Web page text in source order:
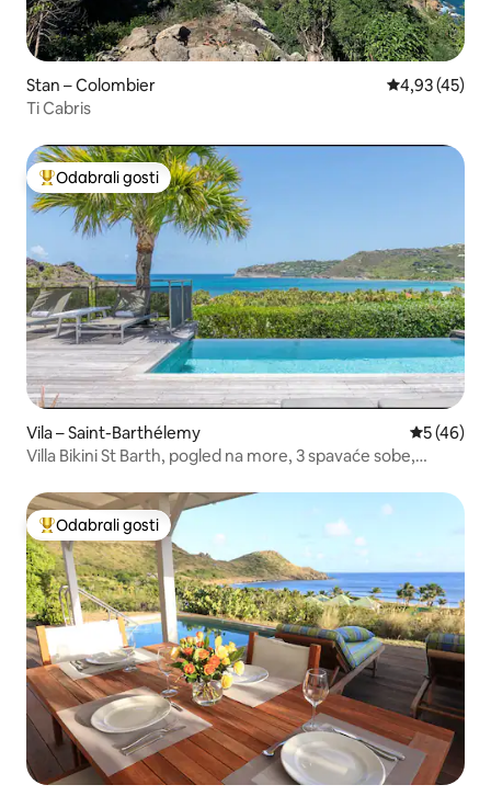
Stan – Colombier Prosječna
4,93 (45)
Ti Cabris
Među najviše rangiranima s oznakom „Odabrali gosti”
Odabrali gosti
Vila – Saint-Barthélemy Prosječna
5 (46)
Villa Bikini St Barth, pogled na more, 3 spavaće sobe,
Među najviše rangiranima s oznakom „Odabrali gosti”
Odabrali gosti